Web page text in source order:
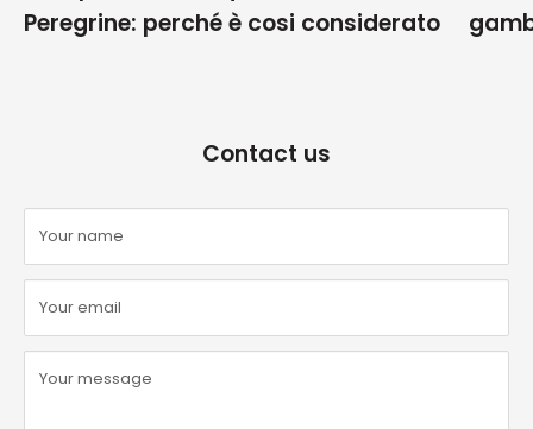
Peregrine: perché è cosi considerato
Contact us
Your name
Your email
Your message